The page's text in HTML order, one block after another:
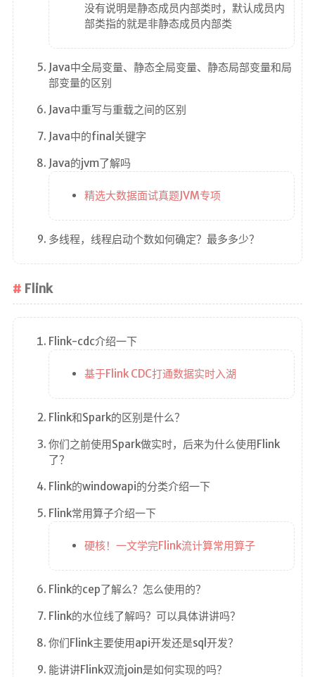
没有说明是静态成员内部类时，默认成员内
部类指的就是非静态成员内部类
Java中全局变量、静态全局变量、静态局部变量和局
部变量的区别
Java中重写与重载之间的区别
Java中的final关键字
Java的jvm了解吗
精选大数据面试真题JVM专项
多线程，线程启动个数如何确定？最多多少？
Flink
Flink-cdc介绍一下
基于Flink CDC打通数据实时入湖
Flink和Spark的区别是什么？
你们之前使用Spark做实时，后来为什么使用Flink
了？
Flink的windowapi的分类介绍一下
Flink常用算子介绍一下
硬核！一文学完Flink流计算常用算子
Flink的cep了解么？怎么使用的？
Flink的水位线了解吗？可以具体讲讲吗？
你们Flink主要使用api开发还是sql开发？
能讲讲Flink双流join是如何实现的吗？